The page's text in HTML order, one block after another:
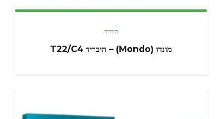
היבריד
מונדו (Mondo) – היבריד T22/C4